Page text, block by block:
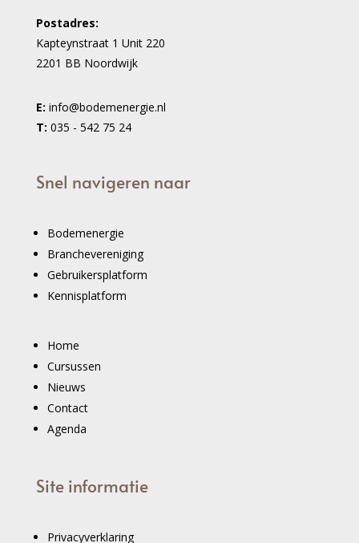
Postadres:
Kapteynstraat 1 Unit 220
2201 BB Noordwijk
E: info@bodemenergie.nl
T: 035 - 542 75 24
Snel navigeren naar
Bodemenergie
Branchevereniging
Gebruikersplatform
Kennisplatform
Home
Cursussen
Nieuws
Contact
Agenda
Site informatie
Privacyverklaring